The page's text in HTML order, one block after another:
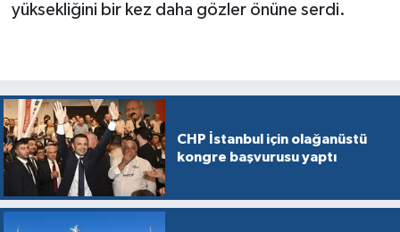
yüksekliğini bir kez daha gözler önüne serdi.
CHP İstanbul için olağanüstü
kongre başvurusu yaptı